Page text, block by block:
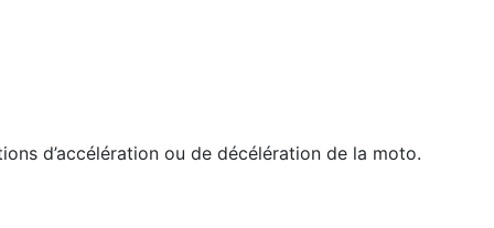
d’accélération ou de décélération de la moto.